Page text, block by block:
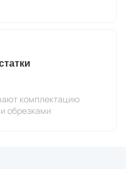
комплектацию
обрезками